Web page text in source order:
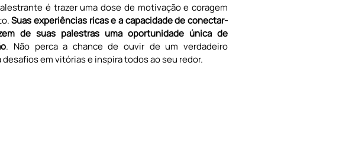
é trazer uma dose de motivação e coragem
Suas experiências ricas e a capacidade de conectar-
de suas palestras uma oportunidade única de
. Não perca a chance de ouvir de um verdadeiro
em vitórias e inspira todos ao seu redor.